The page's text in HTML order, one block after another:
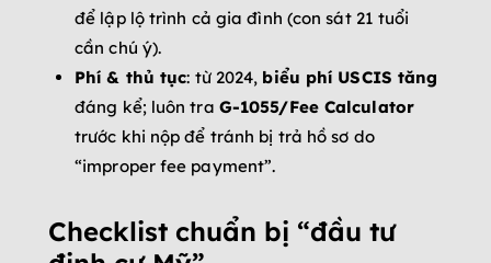
để lập lộ trình cả gia đình (con sát 21 tuổi
cần chú ý).
Phí & thủ tục: từ 2024, biểu phí USCIS tăng
đáng kể; luôn tra G-1055/Fee Calculator
trước khi nộp để tránh bị trả hồ sơ do
“improper fee payment”.
Checklist chuẩn bị “đầu tư